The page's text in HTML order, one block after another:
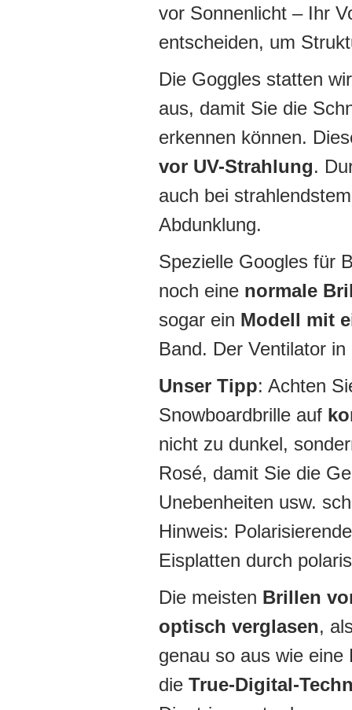
vor Sonnenlicht – Ihr
entscheiden, um
Die Goggles statten
aus, damit Sie die
erkennen können.
vor UV-Strahlung.
auch bei
Abdunklung.
Spezielle Googles für
noch eine normale
sogar ein Modell mit
Band. Der Ventilator
Unser Tipp: Achten
Snowboardbrille auf
nicht zu dunkel,
Rosé, damit Sie die
Unebenheiten usw.
Hinweis:
Eisplatten durch
Die meisten Brillen
optisch verglasen,
genau so aus wie
die True-Digital-